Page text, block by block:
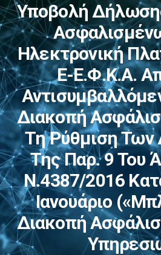
Υποβολή
Ηλεκτρονική
E-Ε.Φ.Κ.Α.
Διακοπή
Τη Ρύθμιση Των
Της Παρ. 9 Του
Ν.4387/2016
Ιανουάριο
Διακοπή